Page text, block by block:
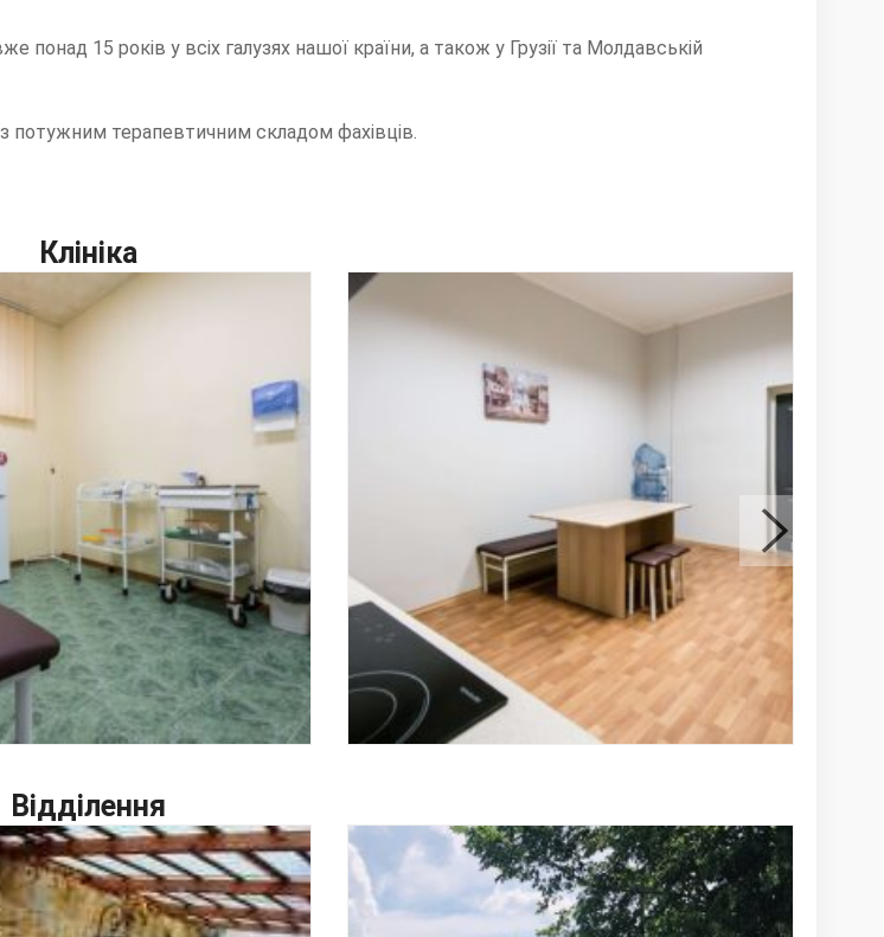
понад 15 років у всіх галузях нашої країни, а також у Грузії та Молдавській
з потужним терапевтичним складом фахівців.
Клініка
Відділення